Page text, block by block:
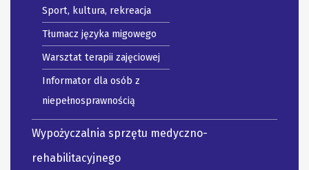
Sport, kultura, rekreacja
Tłumacz języka migowego
Warsztat terapii zajęciowej
Informator dla osób z
niepełnosprawnością
Wypożyczalnia sprzętu medyczno-
rehabilitacyjnego